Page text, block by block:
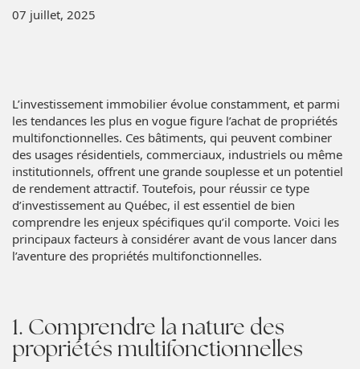
07 juillet, 2025
L’investissement immobilier évolue constamment, et parmi
les tendances les plus en vogue figure l’achat de propriétés
multifonctionnelles. Ces bâtiments, qui peuvent combiner
des usages résidentiels, commerciaux, industriels ou même
institutionnels, offrent une grande souplesse et un potentiel
de rendement attractif. Toutefois, pour réussir ce type
d’investissement au Québec, il est essentiel de bien
comprendre les enjeux spécifiques qu’il comporte. Voici les
principaux facteurs à considérer avant de vous lancer dans
l’aventure des propriétés multifonctionnelles.
1. Comprendre la nature des
propriétés multifonctionnelles